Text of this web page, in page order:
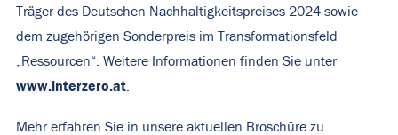
Träger des Deutschen Nachhaltigkeitspreises 2024 sowie
dem zugehörigen Sonderpreis im Transformationsfeld
„Ressourcen“. Weitere Informationen finden Sie unter
www.interzero.at
Mehr erfahren Sie in unsere aktuellen Broschüre zu